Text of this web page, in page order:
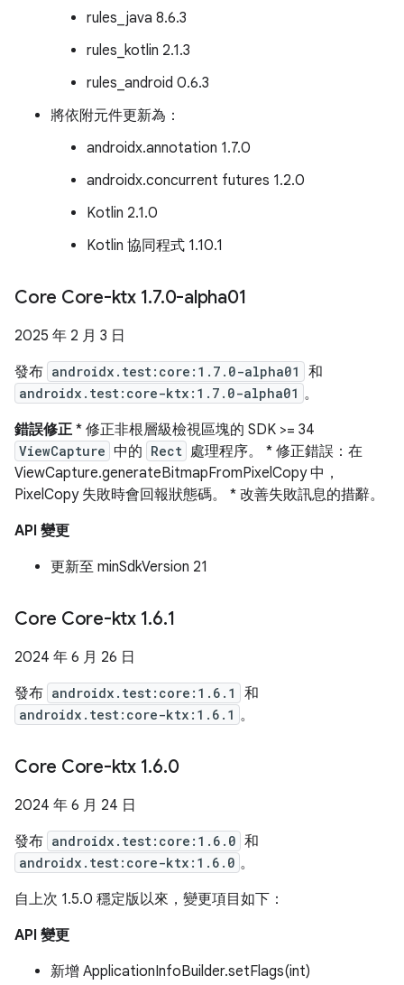
rules_java 8.6.3
rules_kotlin 2.1.3
rules_android 0.6.3
將依附元件更新為：
androidx.annotation 1.7.0
androidx.concurrent futures 1.2.0
Kotlin 2.1.0
Kotlin 協同程式 1.10.1
Core Core-ktx 1.7.0-alpha01
2025 年 2 月 3 日
發布 androidx.test:core:1.7.0-alpha01 和
androidx.test:core-ktx:1.7.0-alpha01 。
錯誤修正 * 修正非根層級檢視區塊的 SDK >= 34
ViewCapture 中的 Rect 處理程序。 * 修正錯誤：在
ViewCapture.generateBitmapFromPixelCopy 中，
PixelCopy 失敗時會回報狀態碼。 * 改善失敗訊息的措辭。
API 變更
更新至 minSdkVersion 21
Core Core-ktx 1.6.1
2024 年 6 月 26 日
發布 androidx.test:core:1.6.1 和
androidx.test:core-ktx:1.6.1 。
Core Core-ktx 1.6.0
2024 年 6 月 24 日
發布 androidx.test:core:1.6.0 和
androidx.test:core-ktx:1.6.0 。
自上次 1.5.0 穩定版以來，變更項目如下：
API 變更
新增 ApplicationInfoBuilder.setFlags(int)